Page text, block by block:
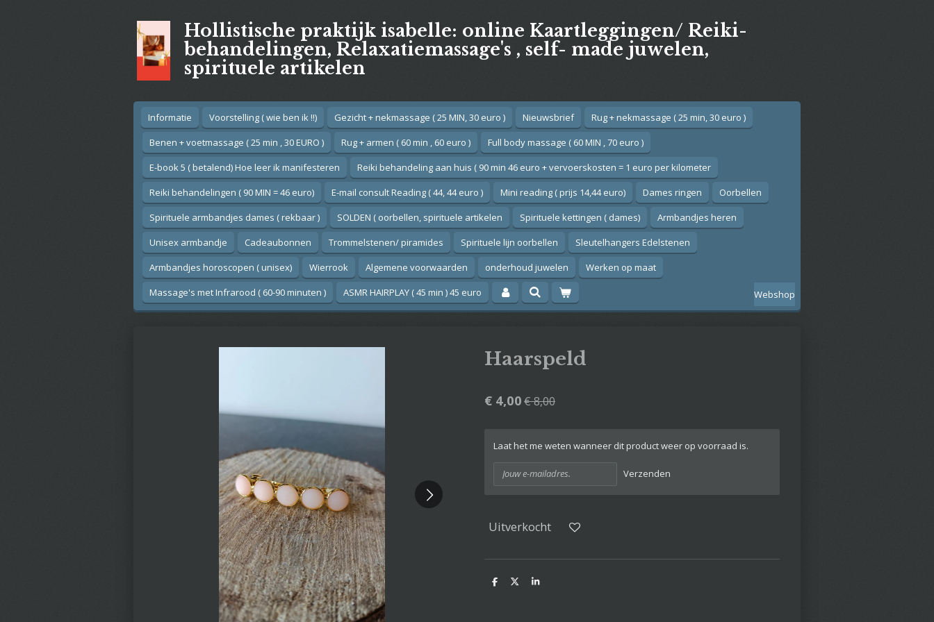
Hollistische praktijk isabelle: online Kaartleggingen/ Reiki-
behandelingen, Relaxatiemassage's , self- made juwelen,
spirituele artikelen
Informatie Voorstelling ( wie ben ik !!) Gezicht + nekmassage ( 25 MIN, 30 euro ) Nieuwsbrief
Rug + nekmassage ( 25 min, 30 euro )
Benen + voetmassage ( 25 min , 30 EURO )
Rug + armen ( 60 min , 60 euro )
Full body massage ( 60 MIN , 70 euro )
E-book 5 ( betalend) Hoe leer ik manifesteren
Reiki behandeling aan huis ( 90 min 46 euro + vervoerskosten = 1 euro per kilometer
Reiki behandelingen ( 90 MIN = 46 euro)
E-mail consult Reading ( 44, 44 euro ) Mini reading ( prijs 14,44 euro) Dames ringen
Oorbellen
Spirituele armbandjes dames ( rekbaar )
SOLDEN ( oorbellen, spirituele artikelen Spirituele kettingen ( dames)
Armbandjes heren
Unisex armbandje
Cadeaubonnen Trommelstenen/ piramides Spirituele lijn oorbellen
Sleutelhangers Edelstenen
Armbandjes horoscopen ( unisex)
Wierrook Algemene voorwaarden onderhoud juwelen
Werken op maat
Massage's met Infrarood ( 60-90 minuten )
ASMR HAIRPLAY ( 45 min ) 45 euro Webshop
Haarspeld
€ 4,00€ 8,00
Laat het me weten wanneer dit product weer op voorraad is.
Verzenden
Uitverkocht
D
D
S